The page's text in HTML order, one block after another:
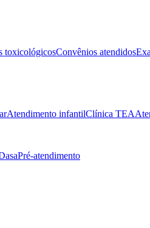
toxicológicosConvênios atendidos
Atendimento infantilClínica TEA
Pré-atendimento